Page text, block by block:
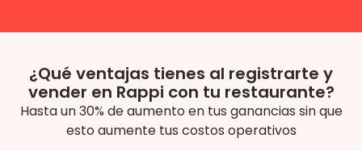
¿Qué ventajas tienes al registrarte y
vender en Rappi con tu restaurante?
Hasta un 30% de aumento en tus ganancias sin que
esto aumente tus costos operativos